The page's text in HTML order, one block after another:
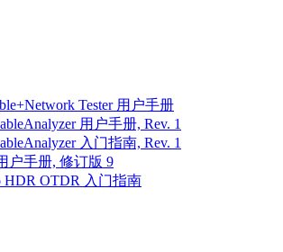
Tester 用户手册
用户手册, Rev. 1
入门指南, Rev. 1
户手册, 修订版 9
HDR OTDR 入门指南